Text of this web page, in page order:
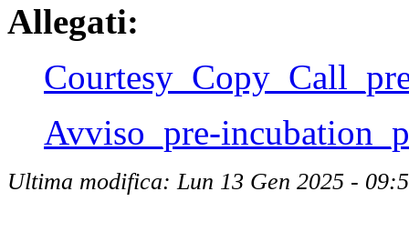
Allegati:
Avviso_pre-
Ultima modifica: Lun 13 Gen 2025 -